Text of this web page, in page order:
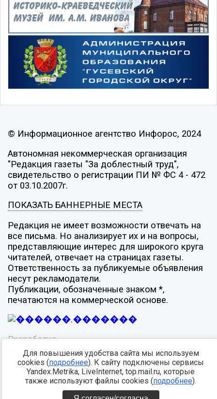
© Информационное агентство Инфорос, 2024
Автономная некоммерческая организация
"Редакция газеты "За доблестный труд",
свидетельство о регистрации ПИ № ФС 4 - 472
от 03.10.2007г.
ПОКАЗАТЬ БАННЕРНЫЕ МЕСТА
Редакция не имеет возможности отвечать на
все письма. Но анализирует их и на вопросы,
представляющие интерес для широкого круга
читателей, отвечает на страницах газеты.
Ответственность за публикуемые объявления
несут рекламодатели.
Публикации, обозначенные знаком *,
печатаются на коммерческой основе.
Разработка -
Для повышения удобства сайта мы используем
cookies (подробнее). К сайту подключены сервисы
Yandex.Metrika, LiveInternet, top.mail.ru, которые
также используют файлы cookies (подробнее).